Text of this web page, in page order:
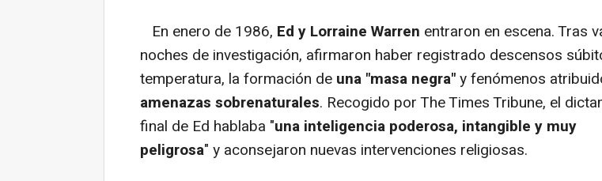
En enero de 1986, Ed y Lorraine Warren entraron en escena. Tras
noches de investigación, afirmaron haber registrado descensos
temperatura, la formación de una "masa negra"y fenómenos
amenazas sobrenaturales. Recogido por The Times Tribune, el
final de Ed hablaba "una inteligencia poderosa, intangible y muy
peligrosa" y aconsejaron nuevas intervenciones religiosas.